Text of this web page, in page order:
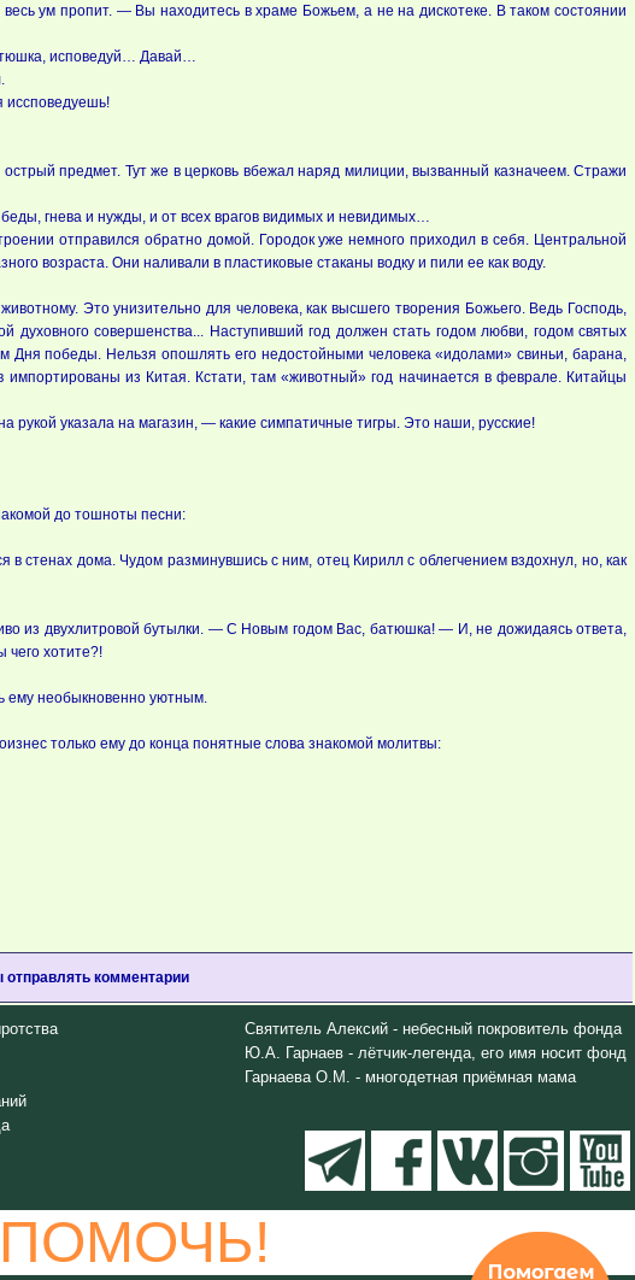
ум пропит. — Вы находитесь в храме Божьем, а не на дискотеке. В таком состоянии
исповедуй… Давай…
иссповедуешь!
предмет. Тут же в церковь вбежал наряд милиции, вызванный казначеем. Стражи
гнева и нужды, и от всех врагов видимых и невидимых…
отправился обратно домой. Городок уже немного приходил в себя. Центральной
возраста. Они наливали в пластиковые стаканы водку и пили ее как воду.
Это унизительно для человека, как высшего творения Божьего. Ведь Господь,
совершенства... Наступивший год должен стать годом любви, годом святых
победы. Нельзя опошлять его недостойными человека «идолами» свиньи, барана,
импортированы из Китая. Кстати, там «животный» год начинается в феврале. Китайцы
указала на магазин, — какие симпатичные тигры. Это наши, русские!
до тошноты песни:
стенах дома. Чудом разминувшись с ним, отец Кирилл с облегчением вздохнул, но, как
из двухлитровой бутылки. — С Новым годом Вас, батюшка! — И, не дожидаясь ответа,
хотите?!
ему необыкновенно уютным.
только ему до конца понятные слова знакомой молитвы:
отправлять комментарии
Святитель Алексий - небесный покровитель фонда
Ю.А. Гарнаев - лётчик-легенда, его имя носит фонд
Гарнаева О.М. - многодетная приёмная мама